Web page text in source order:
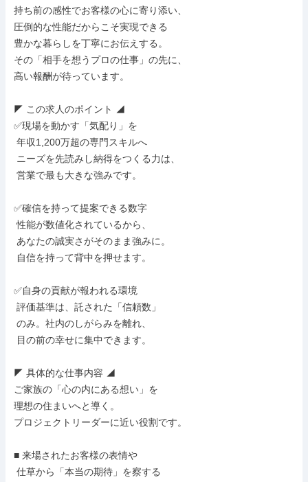
持ち前の感性でお客様の心に寄り添い、
圧倒的な性能だからこそ実現できる
豊かな暮らしを丁寧にお伝えする。
その「相手を想うプロの仕事」の先に、
高い報酬が待っています。
◤ この求人のポイント ◢
✅現場を動かす「気配り」を
✅確信を持って提案できる数字
性能が数値化されているから、
✅自身の貢献が報われる環境
◤ 具体的な仕事内容 ◢
ご家族の「心の内にある想い」を
理想の住まいへと導く。
プロジェクトリーダーに近い役割です。
■ 来場されたお客様の表情や